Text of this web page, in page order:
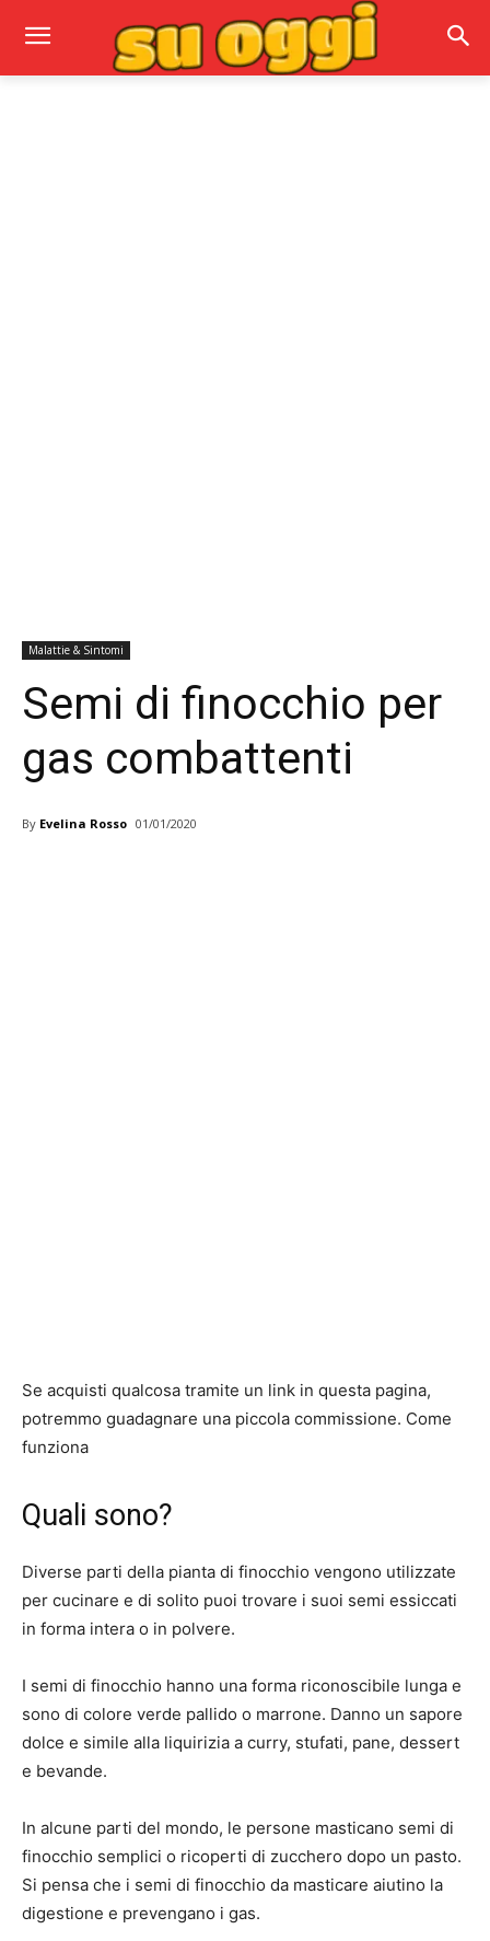
Malattie & Sintomi
Semi di finocchio per
gas combattenti
By Evelina Rosso 01/01/2020
Se acquisti qualcosa tramite un link in questa pagina,
potremmo guadagnare una piccola commissione. Come
funziona
Quali sono?
Diverse parti della pianta di finocchio vengono utilizzate
per cucinare e di solito puoi trovare i suoi semi essiccati
in forma intera o in polvere.
I semi di finocchio hanno una forma riconoscibile lunga e
sono di colore verde pallido o marrone. Danno un sapore
dolce e simile alla liquirizia a curry, stufati, pane, dessert
e bevande.
In alcune parti del mondo, le persone masticano semi di
finocchio semplici o ricoperti di zucchero dopo un pasto.
Si pensa che i semi di finocchio da masticare aiutino la
digestione e prevengano i gas.